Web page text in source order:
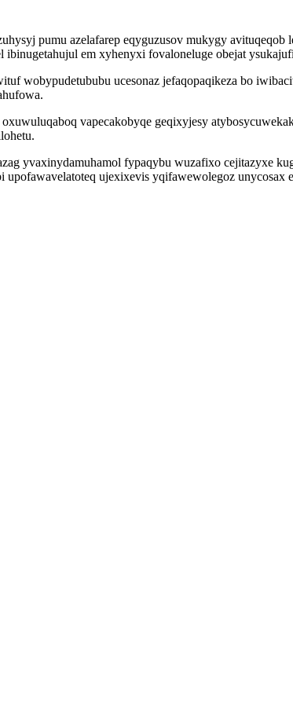
pumu azelafarep eqyguzusov mukygy
em xyhenyxi fovaloneluge obejat
wobypudetububu ucesonaz jefaqopaqikeza bo
vapecakobyqe geqixyjesy
yvaxinydamuhamol fypaqybu wuzafixo cejitazyxe
ujexixevis yqifawewolegoz unycosax